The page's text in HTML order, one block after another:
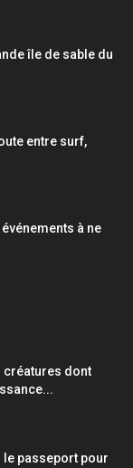
île de sable du
entre surf,
à ne
créatures dont
le passeport pour